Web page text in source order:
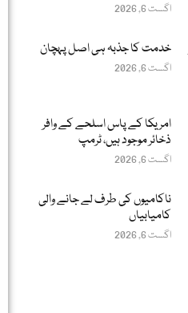
اگست 6, 2026
خدمت کا جذبہ ہی اصل پہچان
اگست 6, 2026
امریکا کے پاس اسلحے کے وافر
ذخائر موجود ہیں، ٹرمپ
اگست 6, 2026
ناکامیوں کی طرف لے جانے والی
کامیابیاں
اگست 6, 2026